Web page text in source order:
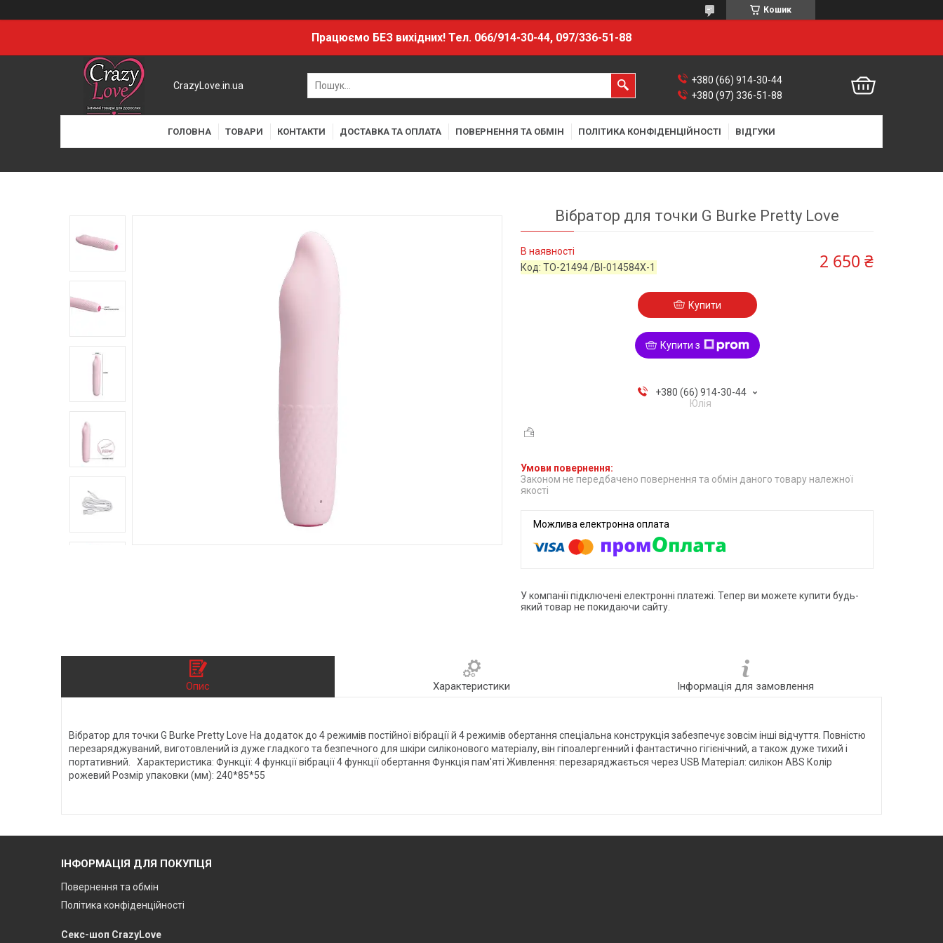
Кошик
Працюємо БЕЗ вихідних! Тел. 066/914-30-44, 097/336-51-88
CrazyLove.in.ua
+380 (66) 914-30-44
+380 (97) 336-51-88
ГОЛОВНА ТОВАРИ КОНТАКТИ ДОСТАВКА ТА ОПЛАТА ПОВЕРНЕННЯ ТА ОБМІН ПОЛІТИКА КОНФІДЕНЦІЙНОСТІ ВІДГУКИ
Вібратор для точки G Burke Pretty Love
В наявності
Код:TO-21494 /BI-014584X-1 2 650 ₴
Купити
Купити з
+380 (66) 914-30-44
Юлія
Законом не передбачено повернення та обмін даного товару належної
якості
У компанії підключені електронні платежі. Тепер ви можете купити будь-
який товар не покидаючи сайту.
Опис Характеристики Інформація для замовлення
Вібратор для точки G Burke Pretty Love На додаток до 4 режимів постійної вібрації й 4 режимів обертання спеціальна конструкція забезпечує зовсім інші відчуття. Повністю
перезаряджуваний, виготовлений із дуже гладкого та безпечного для шкіри силіконового матеріалу, він гіпоалергенний і фантастично гігієнічний, а також дуже тихий і
портативний. Характеристика: Функції: 4 функції вібрації 4 функції обертання Функція пам'яті Живлення: перезаряджається через USB Матеріал: силікон ABS Колір
рожевий Розмір упаковки (мм): 240*85*55
ІНФОРМАЦІЯ ДЛЯ ПОКУПЦЯ
Повернення та обмін
Політика конфіденційності
Секс-шоп CrazyLove